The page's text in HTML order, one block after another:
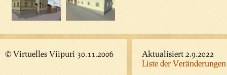
© Virtuelles Viipuri 30.11.2006
Aktualisiert 2.9.2022
Liste der Veränderungen